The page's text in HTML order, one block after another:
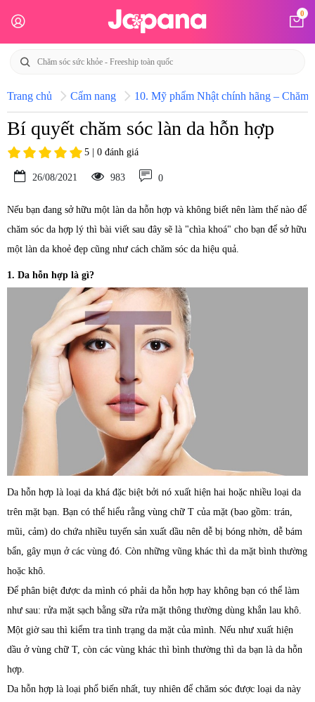
0
Trang chủ Cẩm nang 10. Mỹ phẩm Nhật chính hãng – Chăm
Bí quyết chăm sóc làn da hỗn hợp
5 | 0 đánh giá
26/08/2021 983 0
Nếu bạn đang sở hữu một làn da hỗn hợp và không biết nên làm thế nào để
chăm sóc da hợp lý thì bài viết sau đây sẽ là "chìa khoá" cho bạn để sở hữu
một làn da khoẻ đẹp cũng như cách chăm sóc da hiệu quả.
1. Da hỗn hợp là gì?
Da hỗn hợp là loại da khá đặc biệt bởi nó xuất hiện hai hoặc nhiều loại da
trên mặt bạn. Bạn có thể hiểu rằng vùng chữ T của mặt (bao gồm: trán,
mũi, cảm) do chứa nhiều tuyến sản xuất dầu nên dễ bị bóng nhờn, dễ bám
bẩn, gây mụn ở các vùng đó. Còn những vũng khác thì da mặt bình thường
hoặc khô.
Để phân biệt được da mình có phải da hỗn hợp hay không bạn có thể làm
như sau: rửa mặt sạch bằng sữa rửa mặt thông thường dùng khắn lau khô.
Một giờ sau thì kiểm tra tình trạng da mặt của mình. Nếu như xuất hiện
dầu ở vùng chữ T, còn các vùng khác thì bình thường thì da bạn là da hỗn
hợp.
Da hỗn hợp là loại phổ biến nhất, tuy nhiên để chăm sóc được loại da này